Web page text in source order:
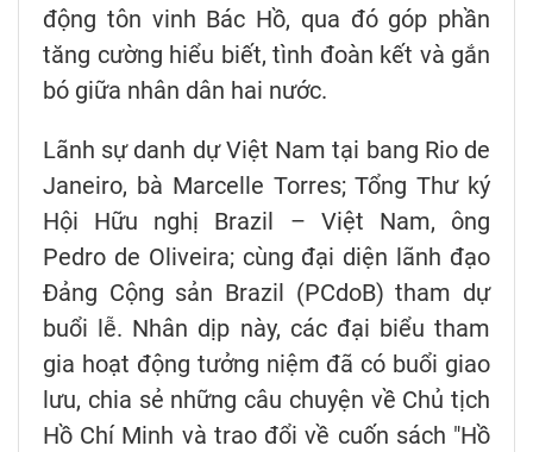
động tôn vinh Bác Hồ, qua đó góp phần
tăng cường hiểu biết, tình đoàn kết và gắn
bó giữa nhân dân hai nước.
Lãnh sự danh dự Việt Nam tại bang Rio de
Janeiro, bà Marcelle Torres; Tổng Thư ký
Hội Hữu nghị Brazil – Việt Nam, ông
Pedro de Oliveira; cùng đại diện lãnh đạo
Đảng Cộng sản Brazil (PCdoB) tham dự
buổi lễ. Nhân dịp này, các đại biểu tham
gia hoạt động tưởng niệm đã có buổi giao
lưu, chia sẻ những câu chuyện về Chủ tịch
Hồ Chí Minh và trao đổi về cuốn sách "Hồ